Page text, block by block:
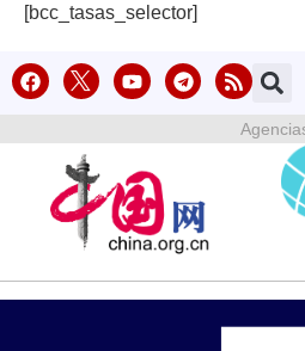
[bcc_tasas_selector]